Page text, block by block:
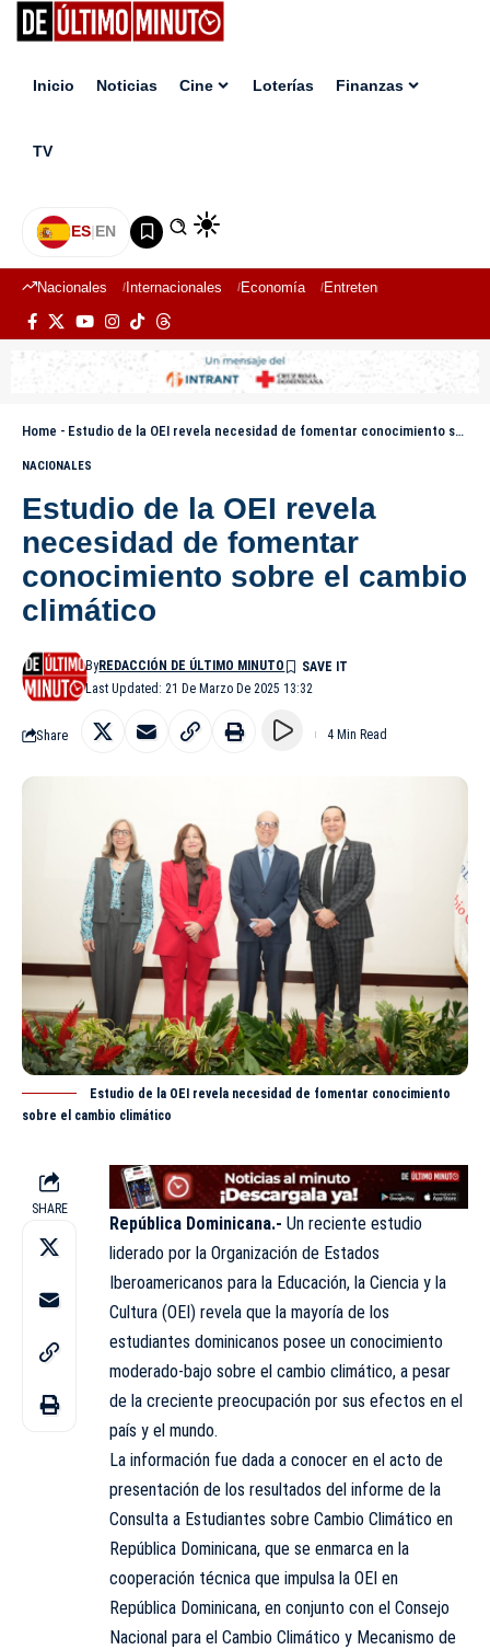
Inicio Noticias Cine Loterías Finanzas
TV
ES|EN
Nacionales Internacionales Economía Entretenimiento
Home - Estudio de la OEI revela necesidad de fomentar conocimiento sobre el cambio climático
NACIONALES
Estudio de la OEI revela
necesidad de fomentar
conocimiento sobre el cambio
climático
Last Updated: 21 De Marzo De 2025 13:32
ByREDACCIÓN DE ÚLTIMO MINUTO
Share 4 Min Read
Estudio de la OEI revela necesidad de fomentar conocimiento
sobre el cambio climático
SHARE
República Dominicana.- Un reciente estudio
liderado por la Organización de Estados
Iberoamericanos para la Educación, la Ciencia y la
Cultura (OEI ) revela que la mayoría de los
estudiantes dominicanos posee un conocimiento
moderado-bajo sobre el cambio climático, a pesar
de la creciente preocupación por sus efectos en el
país y el mundo.
La información fue dada a conocer en el acto de
presentación de los resultados del informe de la
Consulta a Estudiantes sobre Cambio Climático en
República Dominicana, que se enmarca en la
cooperación técnica que impulsa la OEI en
República Dominicana, en conjunto con el Consejo
Nacional para el Cambio Climático y Mecanismo de